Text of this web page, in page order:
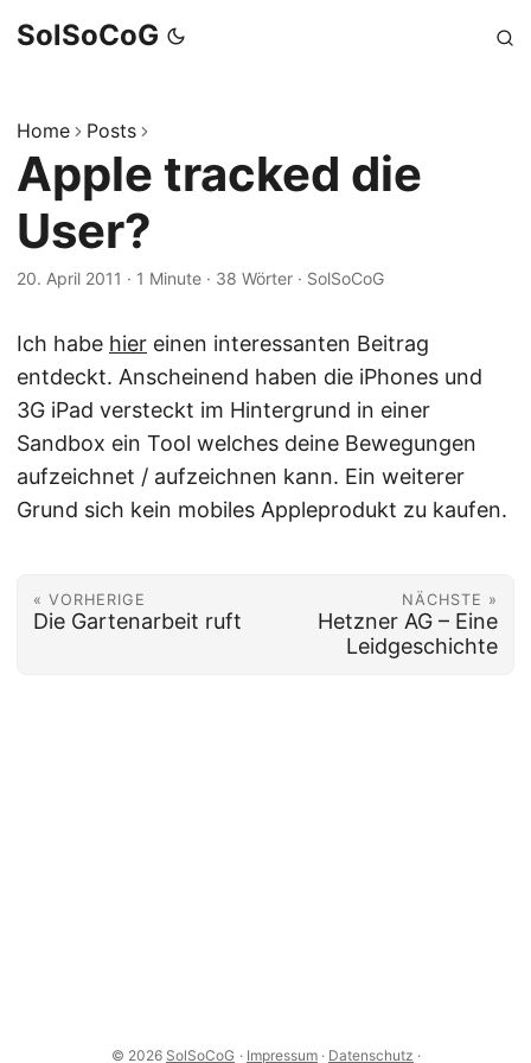
SolSoCoG
Home Posts
Apple tracked die
User?
20. April 2011 · 1 Minute · 38 Wörter · SolSoCoG
Ich habe hier einen interessanten Beitrag
entdeckt. Anscheinend haben die iPhones und
3G iPad versteckt im Hintergrund in einer
Sandbox ein Tool welches deine Bewegungen
aufzeichnet / aufzeichnen kann. Ein weiterer
Grund sich kein mobiles Appleprodukt zu kaufen.
« VORHERIGE
Die Gartenarbeit ruft
NÄCHSTE »
Hetzner AG – Eine
Leidgeschichte
© 2026 SolSoCoG · Impressum · Datenschutz ·